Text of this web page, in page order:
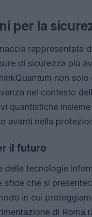
per la
rappresentata
di sicurezza più
non
nel contesto
quantistiche
avanti nella
il futuro
delle tecnologie
sfide che si
in cui
di Roma